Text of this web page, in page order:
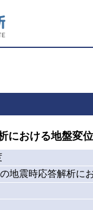
おける地盤変
地震時応答解析に